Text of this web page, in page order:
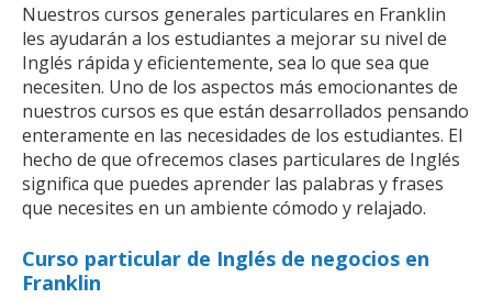
Nuestros cursos generales particulares en Franklin
les ayudarán a los estudiantes a mejorar su nivel de
Inglés rápida y eficientemente, sea lo que sea que
necesiten. Uno de los aspectos más emocionantes de
nuestros cursos es que están desarrollados pensando
enteramente en las necesidades de los estudiantes. El
hecho de que ofrecemos clases particulares de Inglés
significa que puedes aprender las palabras y frases
que necesites en un ambiente cómodo y relajado.
Curso particular de Inglés de negocios en
Franklin